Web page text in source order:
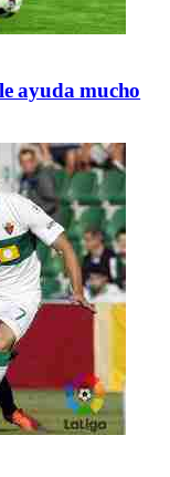
ayuda mucho